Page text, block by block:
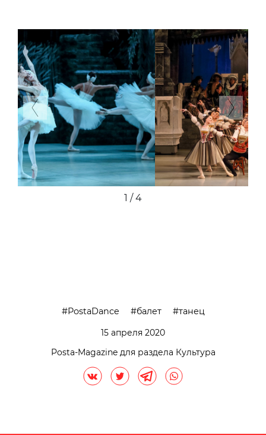
Previous Next
2 / 4
PostaDance балет
танец
15 апреля 2020
Posta-Magazine для раздела Культура